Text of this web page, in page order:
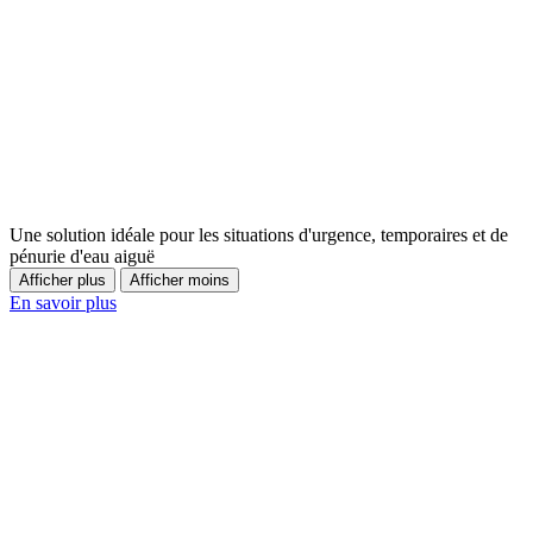
Une solution idéale pour les situations d'urgence, temporaires et de
pénurie d'eau aiguë
Afficher plus Afficher moins
En savoir plus